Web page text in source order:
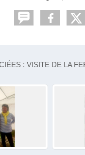
: VISITE DE LA